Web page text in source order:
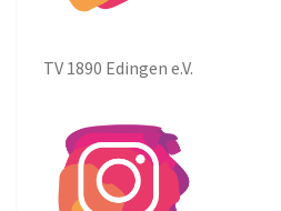
TV 1890 Edingen e.V.